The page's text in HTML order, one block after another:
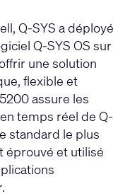
Q-SYS a déployé
Q-SYS OS sur
une solution
flexible et
assure les
temps réel de Q-
standard le plus
éprouvé et utilisé